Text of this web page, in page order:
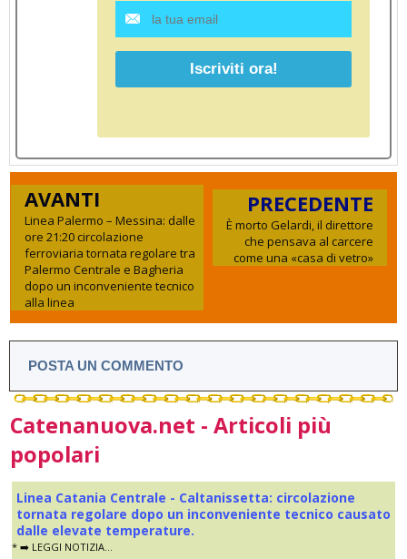
AVANTI
Linea Palermo – Messina: dalle
ore 21:20 circolazione
ferroviaria tornata regolare tra
Palermo Centrale e Bagheria
dopo un inconveniente tecnico
alla linea
PRECEDENTE
È morto Gelardi, il direttore
che pensava al carcere
come una «casa di vetro»
POSTA UN COMMENTO
Catenanuova.net - Articoli più
popolari
Linea Catania Centrale - Caltanissetta: circolazione
tornata regolare dopo un inconveniente tecnico causato
dalle elevate temperature.
* ➡️ LEGGI NOTIZIA...